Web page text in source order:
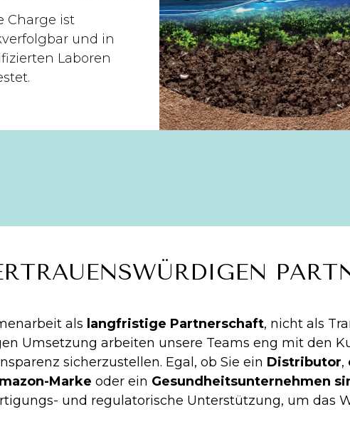
Charge ist
und in
Laboren
als langfristige Partnerschaft, nicht als
Umsetzung arbeiten unsere Teams eng mit den
sicherzustellen. Egal, ob Sie ein Distributor,
Marke oder ein Gesundheitsunternehmen
und regulatorische Unterstützung, um das